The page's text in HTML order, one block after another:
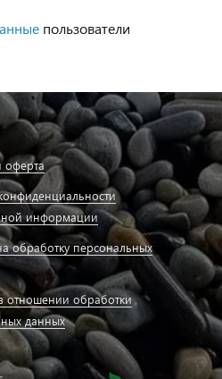
пользователи
оферта
информации
обработку персональных
отношении обработки
данных